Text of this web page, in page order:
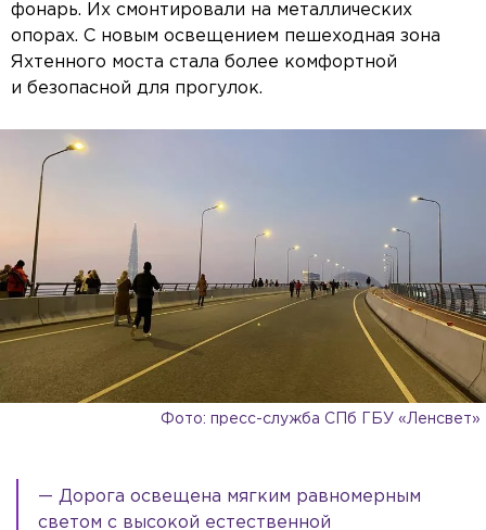
фонарь. Их смонтировали на металлических
опорах. С новым освещением пешеходная зона
Яхтенного моста стала более комфортной
и безопасной для прогулок.
Фото: пресс-служба СПб ГБУ «Ленсвет»
— Дорога освещена мягким равномерным
светом с высокой естественной